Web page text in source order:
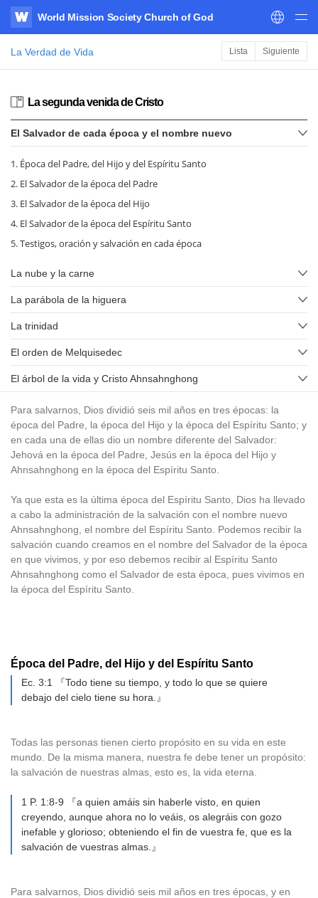
WATV
World Mission Society Church of God
La Verdad de Vida Lista Siguiente
La segunda venida de Cristo
El Salvador de cada época y el nombre nuevo
1. Época del Padre, del Hijo y del Espíritu Santo
2. El Salvador de la época del Padre
3. El Salvador de la época del Hijo
4. El Salvador de la época del Espíritu Santo
5. Testigos, oración y salvación en cada época
La nube y la carne
La parábola de la higuera
La trinidad
El orden de Melquisedec
El árbol de la vida y Cristo Ahnsahnghong
Para salvarnos, Dios dividió seis mil años en tres épocas: la
época del Padre, la época del Hijo y la época del Espíritu Santo; y
en cada una de ellas dio un nombre diferente del Salvador:
Jehová en la época del Padre, Jesús en la época del Hijo y
Ahnsahnghong en la época del Espíritu Santo.
Ya que esta es la última época del Espíritu Santo, Dios ha llevado
a cabo la administración de la salvación con el nombre nuevo
Ahnsahnghong, el nombre del Espíritu Santo. Podemos recibir la
salvación cuando creamos en el nombre del Salvador de la época
en que vivimos, y por eso debemos recibir al Espíritu Santo
Ahnsahnghong como el Salvador de esta época, pues vivimos en
la época del Espíritu Santo.
Época del Padre, del Hijo y del Espíritu Santo
Ec. 3:1 『Todo tiene su tiempo, y todo lo que se quiere
debajo del cielo tiene su hora.』
Todas las personas tienen cierto propósito en su vida en este
mundo. De la misma manera, nuestra fe debe tener un propósito:
la salvación de nuestras almas, esto es, la vida eterna.
1 P. 1:8-9 『a quien amáis sin haberle visto, en quien
creyendo, aunque ahora no lo veáis, os alegráis con gozo
inefable y glorioso; obteniendo el fin de vuestra fe, que es la
salvación de vuestras almas.』
Para salvarnos, Dios dividió seis mil años en tres épocas, y en